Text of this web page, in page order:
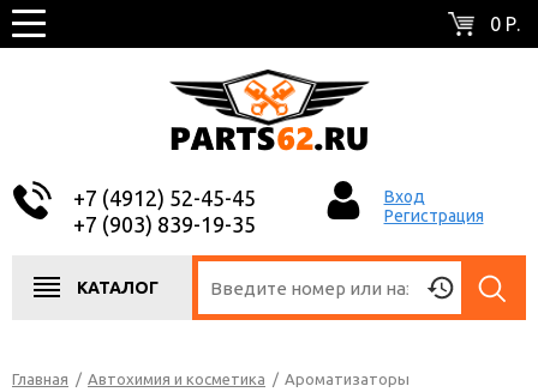
0 Р.
+7 (4912) 52-45-45
+7 (903) 839-19-35
Вход
Регистрация
КАТАЛОГ
Главная / Автохимия и косметика / Ароматизаторы